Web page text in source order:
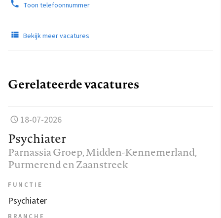
Toon telefoonnummer
Bekijk meer vacatures
Gerelateerde vacatures
18-07-2026
Psychiater
Parnassia Groep, Midden-Kennemerland,
Purmerend en Zaanstreek
FUNCTIE
Psychiater